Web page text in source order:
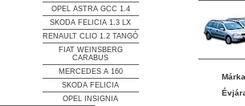
OPEL ASTRA GCC 1.4
SKODA FELICIA 1.3 LX
RENAULT CLIO 1.2 TANGÓ
FIAT WEINSBERG
CARABUS
MERCEDES A 160
SKODA FELICIA
OPEL INSIGNIA